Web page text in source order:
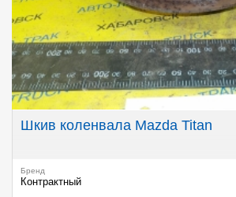
Шкив коленвала Mazda Titan
Бренд
Контрактный